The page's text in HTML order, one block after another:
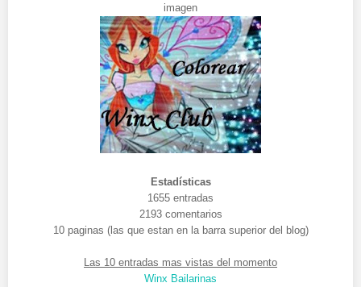
imagen
Estadísticas
1655 entradas
2193 comentarios
10 paginas (las que estan en la barra superior del blog)
Las 10 entradas mas vistas del momento
Winx Bailarinas